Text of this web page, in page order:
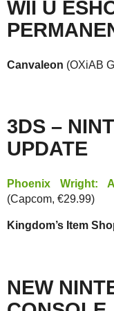
WII U
Canvaleon (OXiAB
3DS –
UPDATE
Phoenix Wright:
(Capcom, €29.99)
Kingdom’s Item
NEW